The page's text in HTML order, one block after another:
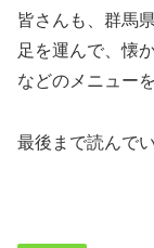
皆さんも、群馬
足を運んで、懐
などのメニュー
最後まで読んで